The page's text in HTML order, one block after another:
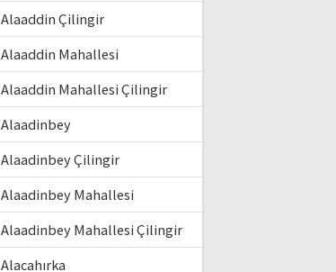
Alaaddin Çilingir
Alaaddin Mahallesi
Alaaddin Mahallesi Çilingir
Alaadinbey
Alaadinbey Çilingir
Alaadinbey Mahallesi
Alaadinbey Mahallesi Çilingir
Alacahırka